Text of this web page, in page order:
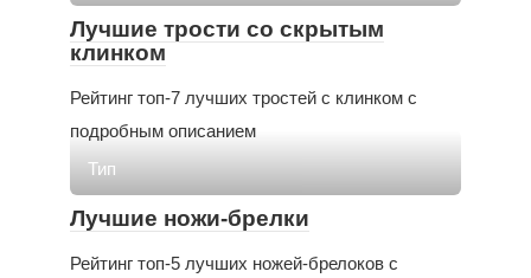
Лучшие трости со скрытым
клинком
Рейтинг топ-7 лучших тростей с клинком с
подробным описанием
Тип
Лучшие ножи-брелки
Рейтинг топ-5 лучших ножей-брелоков с